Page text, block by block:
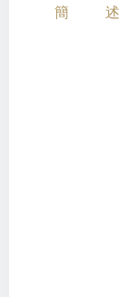
簡述